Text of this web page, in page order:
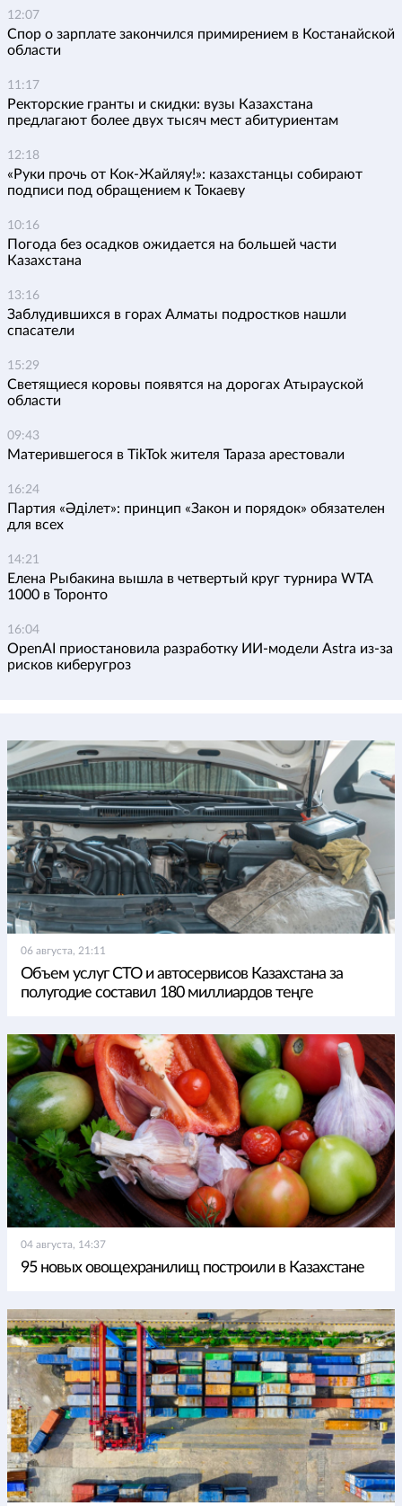
12:07
Спор о зарплате закончился примирением в Костанайской
области
11:17
Ректорские гранты и скидки: вузы Казахстана
предлагают более двух тысяч мест абитуриентам
12:18
«Руки прочь от Кок-Жайляу!»: казахстанцы собирают
подписи под обращением к Токаеву
10:16
Погода без осадков ожидается на большей части
Казахстана
13:16
Заблудившихся в горах Алматы подростков нашли
спасатели
15:29
Светящиеся коровы появятся на дорогах Атырауской
области
09:43
Матерившегося в TikTok жителя Тараза арестовали
16:24
Партия «Әділет»: принцип «Закон и порядок» обязателен
для всех
14:21
Елена Рыбакина вышла в четвертый круг турнира WTA
1000 в Торонто
16:04
OpenAI приостановила разработку ИИ-модели Astra из-за
рисков киберугроз
06 августа, 21:11
Объем услуг СТО и автосервисов Казахстана за
полугодие составил 180 миллиардов теңге
04 августа, 14:37
95 новых овощехранилищ построили в Казахстане